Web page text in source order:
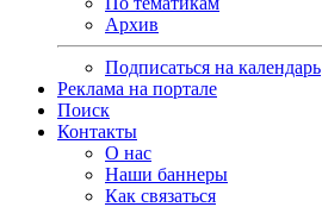
Архив
Подписаться на календарь
Реклама на портале
Поиск
Контакты
О нас
Наши баннеры
Как связаться